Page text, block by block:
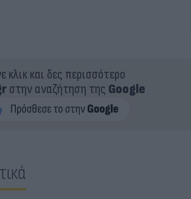
κλικ και δες περισσότερο
στην αναζήτηση της Google